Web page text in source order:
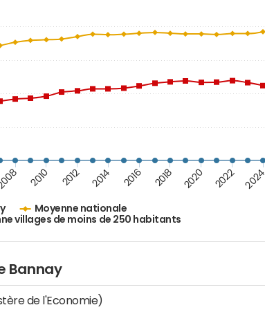
Moyenne nationale
villages de moins de 250 habitants
2010 2012 2014 2016 2018 2020 2022 2024
Bannay
de l'Economie)